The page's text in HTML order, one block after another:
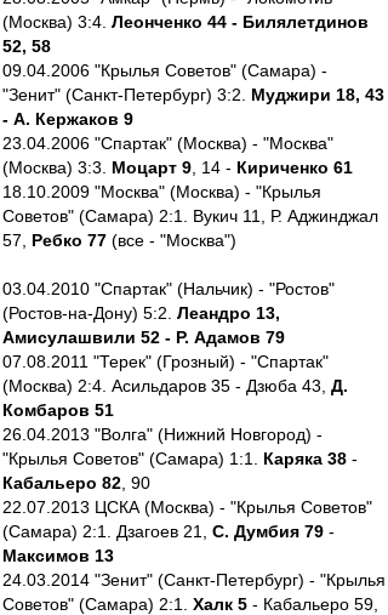
(Москва) 3:4. Леонченко 44 - Билялетдинов
52, 58
09.04.2006 "Крылья Советов" (Самара) -
"Зенит" (Санкт-Петербург) 3:2. Муджири 18, 43
- А. Кержаков 9
23.04.2006 "Спартак" (Москва) - "Москва"
(Москва) 3:3. Моцарт 9 , 14 - Кириченко 61
18.10.2009 "Москва" (Москва) - "Крылья
Советов" (Самара) 2:1. Вукич 11, Р. Аджинджал
57, Ребко 77 (все - "Москва")
03.04.2010 "Спартак" (Нальчик) - "Ростов"
(Ростов-на-Дону) 5:2. Леандро 13,
Амисулашвили 52 - Р. Адамов 79
07.08.2011 "Терек" (Грозный) - "Спартак"
(Москва) 2:4. Асильдаров 35 - Дзюба 43, Д.
Комбаров 51
26.04.2013 "Волга" (Нижний Новгород) -
"Крылья Советов" (Самара) 1:1. Каряка 38 -
Кабальеро 82 , 90
22.07.2013 ЦСКА (Москва) - "Крылья Советов"
(Самара) 2:1. Дзагоев 21, С. Думбия 79 -
Максимов 13
24.03.2014 "Зенит" (Санкт-Петербург) - "Крылья
Советов" (Самара) 2:1. Халк 5 - Кабальеро 59,